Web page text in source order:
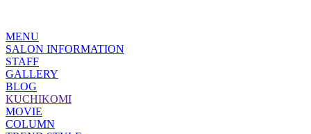
MENU
SALON INFORMATION
STAFF
GALLERY
BLOG
KUCHIKOMI
MOVIE
COLUMN